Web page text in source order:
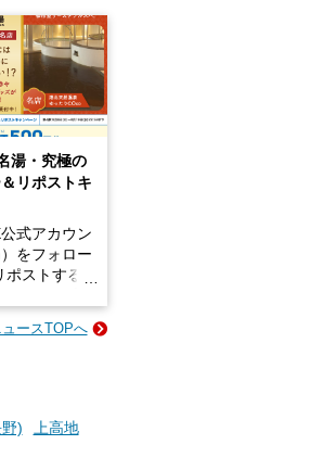
湯・究極の
リポストキ
式アカウン
をフォロー
ポストする
レゼントい
ースTOPへ
)
上高地